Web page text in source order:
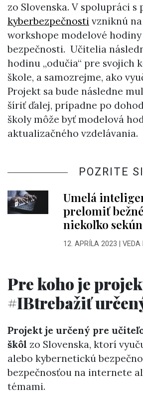
zo Slovenska. V spolupráci
kyberbezpečnosti vzniknú
workshope modelové
bezpečnosti. Učitelia
hodinu „odučia“ pre svojich
škole, a samozrejme, ako
Projekt sa bude následne
šíriť ďalej, prípadne po
školy môže byť modelová
aktualizačného vzdelávania.
POZRITE SI
Umelá
prelomiť
niekoľko
12. APRÍLA 2023 VEDA
Pre koho je
#IBtrebažiť
Projekt je určený pre
škôl zo Slovenska, ktorí
alebo kybernetickú
bezpečnosťou na internete
témami.